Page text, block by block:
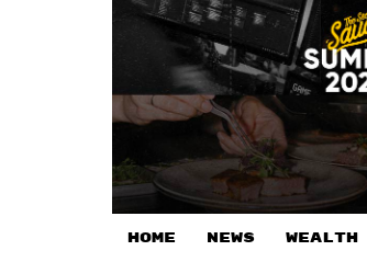
HOME NEWS WEALTH